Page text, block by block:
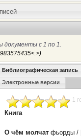
документы с 1 по 1.
Библиографическая запись
Электронные версии
1
Книга
О чём молчат фьорды /